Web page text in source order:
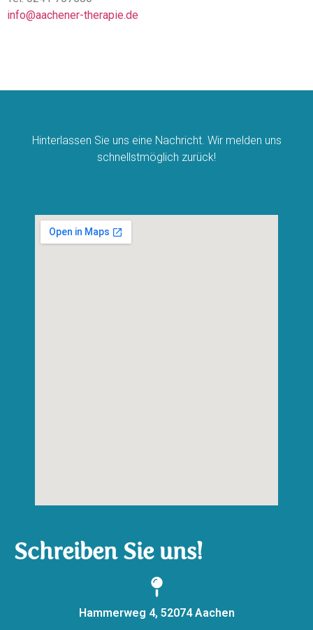
info@aachener-therapie.de
Hinterlassen Sie uns eine Nachricht. Wir melden uns
schnellstmöglich zurück!
Schreiben Sie uns!
Hammerweg 4, 52074 Aachen